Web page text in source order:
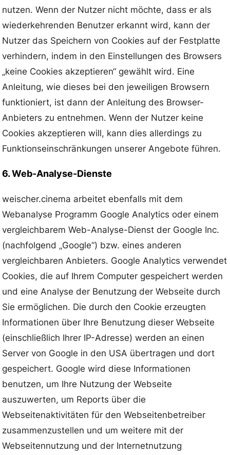
nutzen. Wenn der Nutzer nicht möchte, dass er als
wiederkehrenden Benutzer erkannt wird, kann der
Nutzer das Speichern von Cookies auf der Festplatte
verhindern, indem in den Einstellungen des Browsers
„keine Cookies akzeptieren“ gewählt wird. Eine
Anleitung, wie dieses bei den jeweiligen Browsern
funktioniert, ist dann der Anleitung des Browser-
Anbieters zu entnehmen. Wenn der Nutzer keine
Cookies akzeptieren will, kann dies allerdings zu
Funktionseinschränkungen unserer Angebote führen.
6. Web-Analyse-Dienste
weischer.cinema arbeitet ebenfalls mit dem
Webanalyse Programm Google Analytics oder einem
vergleichbarem Web-Analyse-Dienst der Google Inc.
(nachfolgend „Google“) bzw. eines anderen
vergleichbaren Anbieters. Google Analytics verwendet
Cookies, die auf Ihrem Computer gespeichert werden
und eine Analyse der Benutzung der Webseite durch
Sie ermöglichen. Die durch den Cookie erzeugten
Informationen über Ihre Benutzung dieser Webseite
(einschließlich Ihrer IP-Adresse) werden an einen
Server von Google in den USA übertragen und dort
gespeichert. Google wird diese Informationen
benutzen, um Ihre Nutzung der Webseite
auszuwerten, um Reports über die
Webseitenaktivitäten für den Webseitenbetreiber
zusammenzustellen und um weitere mit der
Webseitennutzung und der Internetnutzung